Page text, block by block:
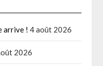
arrive ! 4 août 2026
2026